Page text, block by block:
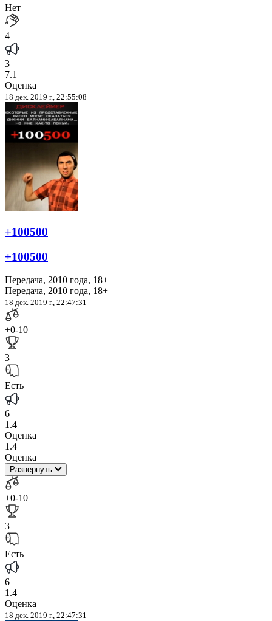
Нет
4
3
7.1
Оценка
18 дек. 2019 г., 22:55:08
+100500
+100500
Передача, 2010 года, 18+
Передача, 2010 года, 18+
18 дек. 2019 г., 22:47:31
+0-10
3
Есть
6
1.4
Оценка
1.4
Оценка
Развернуть
+0-10
3
Есть
6
1.4
Оценка
18 дек. 2019 г., 22:47:31